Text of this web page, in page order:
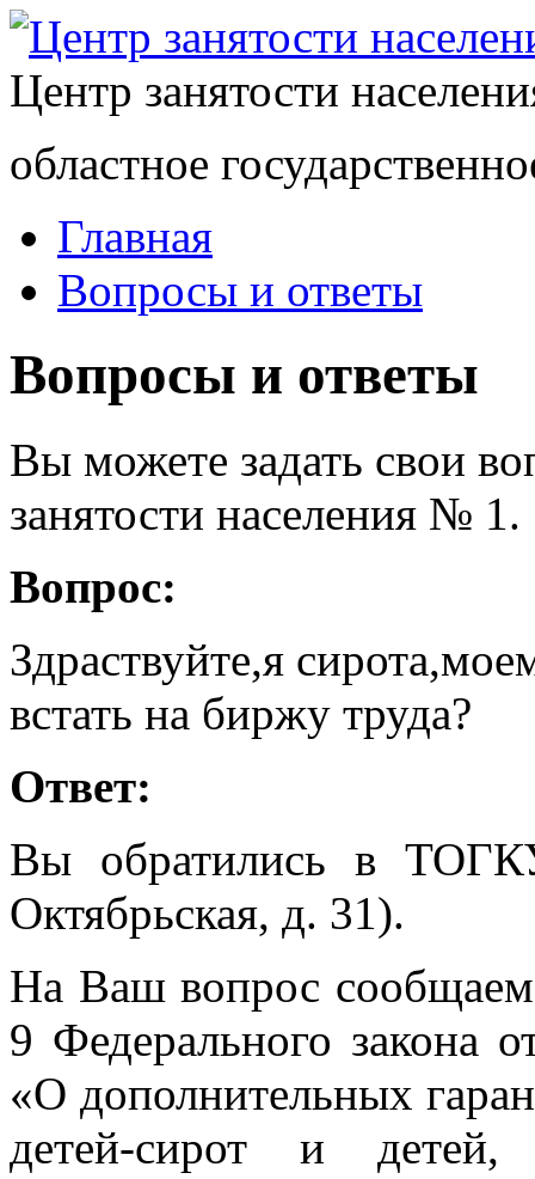
Центр занятости
областное
Главная
Вопросы и ответы
Вопросы и ответы
Вы можете задать свои
занятости населения № 1.
Вопрос:
Здраствуйте,я
встать на биржу труда?
Ответ:
Вы обратились в
Октябрьская, д. 31).
На Ваш вопрос сообщаем,
9 Федерального закона
«О дополнительных
детей-сирот и детей,